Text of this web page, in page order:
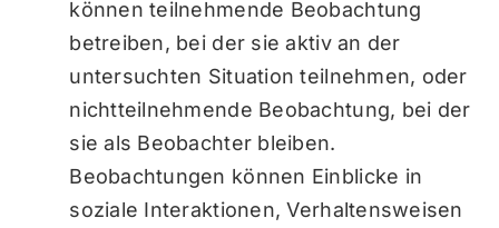
können teilnehmende Beobachtung
betreiben, bei der sie aktiv an der
untersuchten Situation teilnehmen, oder
nichtteilnehmende Beobachtung, bei der
sie als Beobachter bleiben.
Beobachtungen können Einblicke in
soziale Interaktionen, Verhaltensweisen